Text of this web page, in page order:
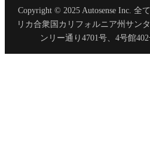
Copyright © 2025 Autosense Inc. 全
リカ合衆国カリフォルニア州サン
ンリー通り4701号、4号館